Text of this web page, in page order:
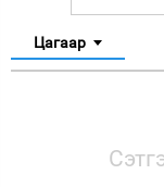
Цагаар